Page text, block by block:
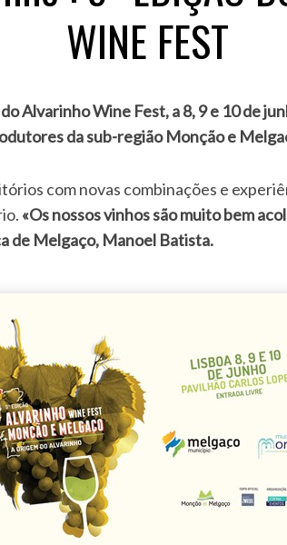
WINE FEST
da sub-região Monção e
com novas combinações e
«Os nossos vinhos são muito bem
de Melgaço, Manoel Batista.